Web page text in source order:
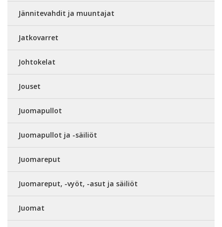
Jännitevahdit ja muuntajat
Jatkovarret
Johtokelat
Jouset
Juomapullot
Juomapullot ja -säiliöt
Juomareput
Juomareput, -vyöt, -asut ja säiliöt
Juomat